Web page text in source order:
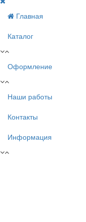
Главная
Каталог
Оформление
Наши работы
Контакты
Информация